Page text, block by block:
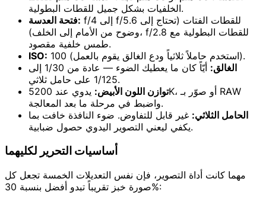
الخلفيات بشكل جميل للقطات البطولية.
فتحة العدسة: f/4 إلى f/5.6 للقطات الفتات (تحتاج إلى
وضوح من الأمام إلى الخلف)، f/2.8 للقطات البطولية مع
طمس خلفية مقصود.
ISO:
100 (استخدم حاملاً ثلاثياً ودع الغالق يقوم بالعمل).
الغالق:
أيّاً كان ما يعطيك الضوء — عادة من 1/30 إلى
1/125 على حامل ثلاثي.
توازن اللون الأبيض:
يدوي عند 5200K، أو صوّر بـ RAW
واضبط في مرحلة ما بعد المعالجة.
الحامل الثلاثي: غير قابل للتفاوض. ضوء النافذة خافت بما
يكفي ليعني التصوير اليدوي حصول ضبابية.
أساسيات التحرير لكليهما
مهما كانت أداة التصوير، فإن نفس التعديلات الخمسة تجعل كل
صورة خبز تقريباً تبدو أفضل بنسبة 30%: